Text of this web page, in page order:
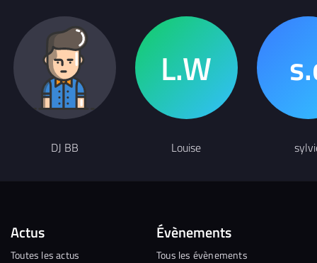
DJ BB Louise
Actus
Toutes les actus
Évènements
Tous les évènements